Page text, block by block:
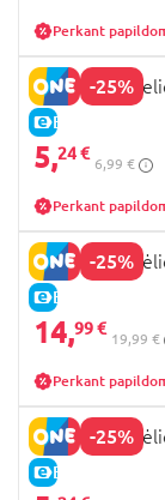
Perkant
-25%
E-KAINA
REVELL 3D
5,24 €
6,99 €
Perkant
-25%
E-KAINA
REVELL 3D
14,99 €
19,99 €
Perkant
-25%
E-KAINA
REVELL 3D